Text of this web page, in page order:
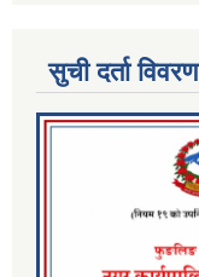
सुची दर्ता